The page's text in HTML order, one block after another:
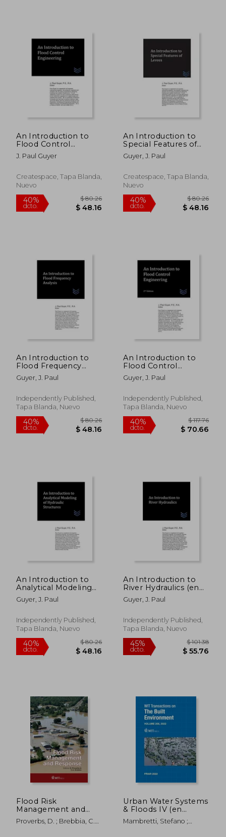
dcto.
40%
dcto.
An Introduction to
Flood Control
Engineering
J. Paul Guyer
Createspace, Tapa Blanda,
Nuevo
$ 48.16
An Introduction to
Special Features of
Levees (en Inglés)
Guyer, J. Paul
Createspace, Tapa Blanda,
Nuevo
40%
dcto.
An Introduction to
Flood Frequency
Analysis (en Inglés)
Guyer, J. Paul
Independently Published,
Tapa Blanda, Nuevo
An Introduction to
Flood Control
Engineering (en
Inglés)
Guyer, J. Paul
Independently Published,
Tapa Blanda, Nuevo
An Introduction to
Analytical Modeling
of Hydraulic
Structures (en Inglés)
Guyer, J. Paul
Independently Published,
Tapa Blanda, Nuevo
40%
An Introduction to
River Hydraulics (en
Inglés)
Guyer, J. Paul
Independently Published,
Tapa Blanda, Nuevo
45%
Flood Risk
Management and
Response (en Inglés)
Proverbs, D. ; Brebbia, C.
Urban Water Systems
& Floods IV (en
Inglés)
Mambretti, Stefano ;